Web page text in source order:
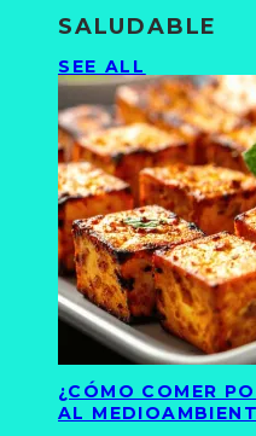
SALUDABLE
SEE ALL
¿CÓMO COMER
AL